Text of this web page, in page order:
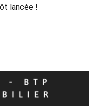
lancée !